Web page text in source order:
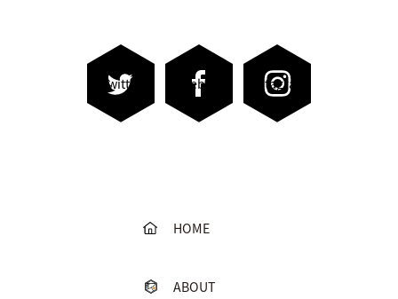
Twitter Facebook Instagram
HOME
ABOUT